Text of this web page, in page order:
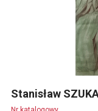
Stanisław